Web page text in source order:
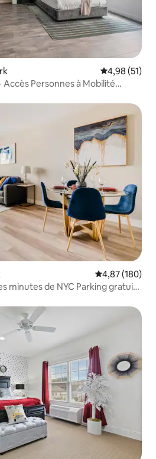
Évaluation
4,98 (51)
Accès Personnes à Mobilité
Évaluation
4,87 (180)
minutes de NYC Parking gratuit -